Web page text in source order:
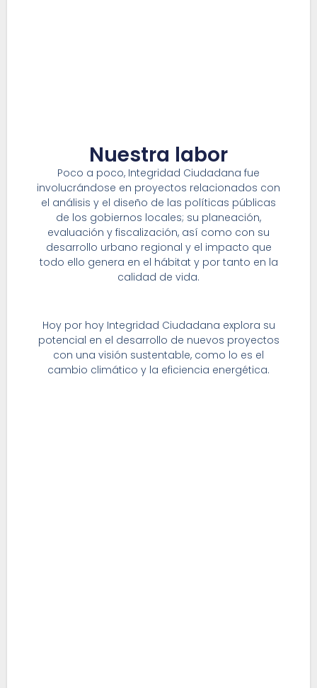
Nuestra labor
Poco a poco, Integridad Ciudadana fue
involucrándose en proyectos relacionados con
el análisis y el diseño de las políticas públicas
de los gobiernos locales; su planeación,
evaluación y fiscalización, así como con su
desarrollo urbano regional y el impacto que
todo ello genera en el hábitat y por tanto en la
calidad de vida.
Hoy por hoy Integridad Ciudadana explora su
potencial en el desarrollo de nuevos proyectos
con una visión sustentable, como lo es el
cambio climático y la eficiencia energética.